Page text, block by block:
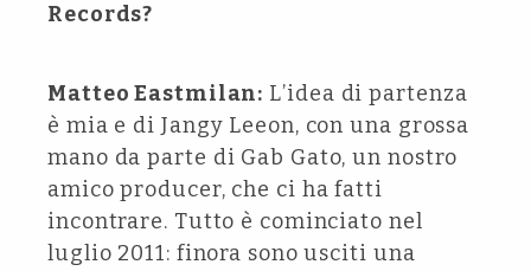
Records?
Matteo Eastmilan: L’idea di partenza
è mia e di Jangy Leeon, con una grossa
mano da parte di Gab Gato, un nostro
amico producer, che ci ha fatti
incontrare. Tutto è cominciato nel
luglio 2011: finora sono usciti una